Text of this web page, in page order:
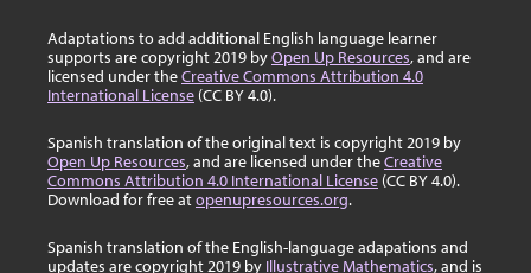
Adaptations to add additional English language learner
supports are copyright 2019 byOpen Up Resources, and are
licensed under theCreative Commons Attribution 4.0
International License (CC BY 4.0).
Spanish translation of the original text is copyright 2019 by
Open Up Resources, and are licensed under theCreative
Commons Attribution 4.0 International License (CC BY 4.0).
Download for free atopenupresources.org.
Spanish translation of the English-language adapations and
updates are copyright 2019 by Illustrative Mathematics, and is